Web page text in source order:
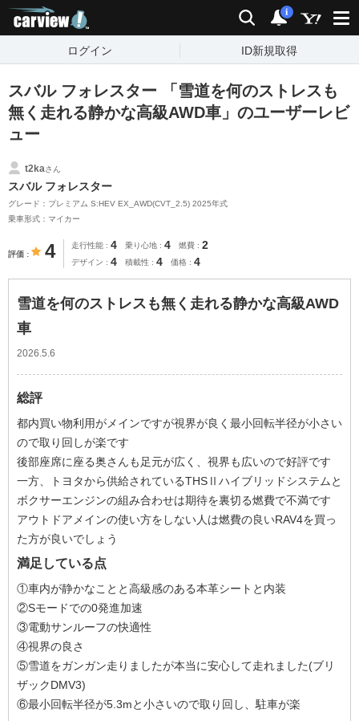
検索 通知
i
ログイン ID新規取得
スバル フォレスター 「雪道を何のストレスも
無く走れる静かな高級AWD車」のユーザーレビ
ュー
t2kaさん
スバル フォレスター
グレード：プレミアム S:HEV EX_AWD(CVT_2.5) 2025年式
乗車形式：マイカー
評価 4 走行性能 4 乗り心地 4 燃費 2
デザイン 4 積載性 4 価格 4
雪道を何のストレスも無く走れる静かな高級AWD
車
2026.5.6
総評
都内買い物利用がメインですが視界が良く最小回転半径が小さい
ので取り回しが楽です
後部座席に座る奥さんも足元が広く、視界も広いので好評です
一方、トヨタから供給されているTHSⅡハイブリッドシステムと
ボクサーエンジンの組み合わせは期待を裏切る燃費で不満です
アウトドアメインの使い方をしない人は燃費の良いRAV4を買っ
た方が良いでしょう
満足している点
①車内が静かなことと高級感のある本革シートと内装
②Sモードでの0発進加速
③電動サンルーフの快適性
④視界の良さ
⑤雪道をガンガン走りましたが本当に安心して走れました(ブリ
ザックDMV3)
⑥最小回転半径が5.3mと小さいので取り回し、駐車が楽